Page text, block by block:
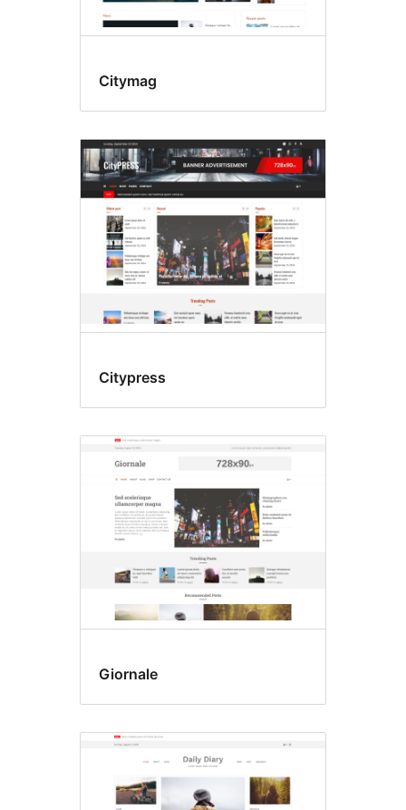
Citymag
Citypress
Giornale